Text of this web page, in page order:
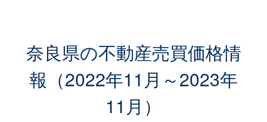
奈良県の不動産売買価格情
報（2022年11月～2023年
11月）